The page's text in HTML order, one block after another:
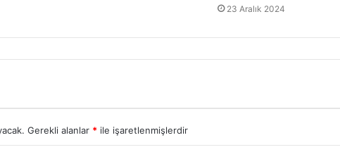
23 Aralık 2024
Gerekli alanlar * ile işaretlenmişlerdir